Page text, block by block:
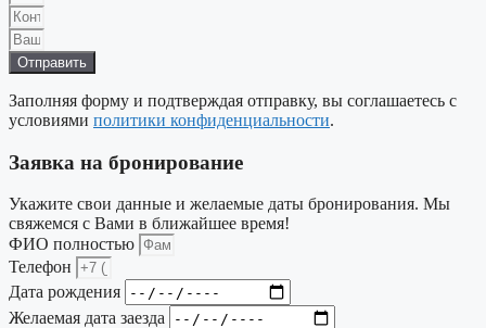
Отправить
Заполняя форму и подтверждая отправку, вы соглашаетесь с
условиями политики конфиденциальности.
Заявка на бронирование
Укажите свои данные и желаемые даты бронирования. Мы
свяжемся с Вами в ближайшее время!
ФИО полностью
Телефон
Дата рождения
Желаемая дата заезда